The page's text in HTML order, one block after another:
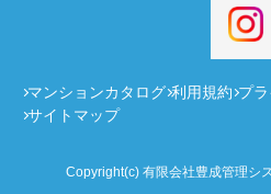
マンションカタログ 利用規約 プ
サイトマップ
Copyright(c) 有限会社豊成管理シ